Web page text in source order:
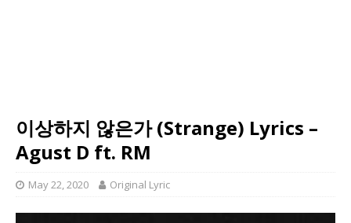
이상하지 않은가 (Strange) Lyrics –
Agust D ft. RM
May 22, 2020 Original Lyric